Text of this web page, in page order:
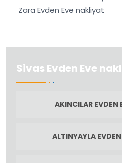
Zara Evden Eve nakliyat
Sivas Evden Eve
AKINCILAR EVDEN
ALTINYAYLA